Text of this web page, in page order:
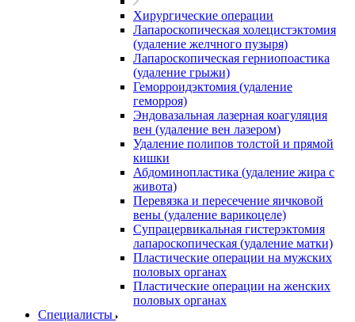
Хирургические операции
Лапароскопическая холецистэктомия
(удаление желчного пузыря)
Лапароскопическая герниопоастика
(удаление грыжи)
Геморроидэктомия (удаление
геморроя)
Эндовазальная лазерная коагуляция
вен (удаление вен лазером)
Удаление полипов толстой и прямой
кишки
Абдоминопластика (удаление жира с
живота)
Перевязка и пересечение яичковой
вены (удаление варикоцеле)
Супрацервикальная гистерэктомия
лапароскопическая (удаление матки)
Пластические операции на мужских
половых органах
Пластические операции на женских
половых органах
Специалисты